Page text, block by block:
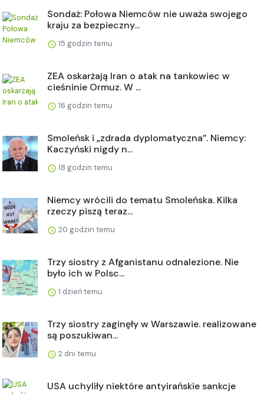
Sondaż: Połowa Niemców nie uważa swojego
kraju za bezpieczny...
15 godzin temu
ZEA oskarżają Iran o atak na tankowiec w
cieśninie Ormuz. W ...
16 godzin temu
Smoleńsk i „zdrada dyplomatyczna”. Niemcy:
Kaczyński nigdy n...
18 godzin temu
Niemcy wrócili do tematu Smoleńska. Kilka
rzeczy piszą teraz...
20 godzin temu
Trzy siostry z Afganistanu odnalezione. Nie
było ich w Polsc...
1 dzień temu
Trzy siostry zaginęły w Warszawie. realizowane
są poszukiwan...
2 dni temu
USA uchyliły niektóre antyirańskie sankcje